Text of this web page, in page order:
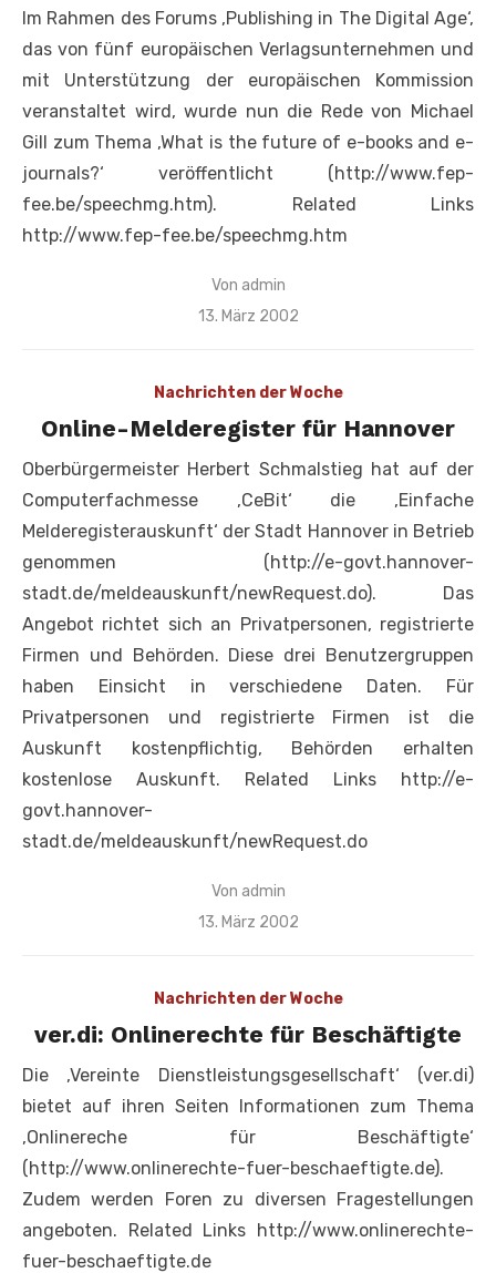
Im Rahmen des Forums ‚Publishing in The Digital Age‘,
das von fünf europäischen Verlagsunternehmen und
mit Unterstützung der europäischen Kommission
veranstaltet wird, wurde nun die Rede von Michael
Gill zum Thema ‚What is the future of e-books and e-
journals?‘ veröffentlicht (http://www.fep-
fee.be/speechmg.htm). Related Links
http://www.fep-fee.be/speechmg.htm
Von admin
Veröffentlicht
13. März 2002
Nachrichten der Woche
Online-Melderegister für Hannover
Oberbürgermeister Herbert Schmalstieg hat auf der
Computerfachmesse ‚CeBit‘ die ‚Einfache
Melderegisterauskunft‘ der Stadt Hannover in Betrieb
genommen (http://e-govt.hannover-
stadt.de/meldeauskunft/newRequest.do). Das
Angebot richtet sich an Privatpersonen, registrierte
Firmen und Behörden. Diese drei Benutzergruppen
haben Einsicht in verschiedene Daten. Für
Privatpersonen und registrierte Firmen ist die
Auskunft kostenpflichtig, Behörden erhalten
kostenlose Auskunft. Related Links http://e-
govt.hannover-
stadt.de/meldeauskunft/newRequest.do
Von admin
Veröffentlicht
13. März 2002
Nachrichten der Woche
ver.di: Onlinerechte für Beschäftigte
Die ‚Vereinte Dienstleistungsgesellschaft‘ (ver.di)
bietet auf ihren Seiten Informationen zum Thema
‚Onlinereche für Beschäftigte‘
(http://www.onlinerechte-fuer-beschaeftigte.de).
Zudem werden Foren zu diversen Fragestellungen
angeboten. Related Links http://www.onlinerechte-
fuer-beschaeftigte.de